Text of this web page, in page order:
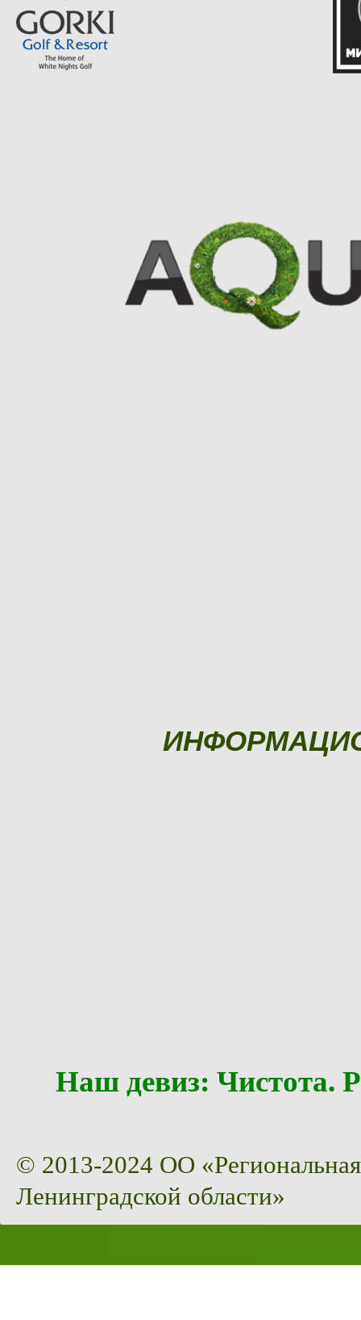
Наш девиз:
© 2013-2024 ОО
Ленинградской области»